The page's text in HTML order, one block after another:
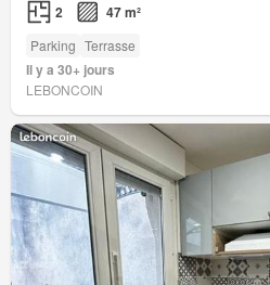
2 47 m²
Parking Terrasse
Il y a 30+ jours
LEBONCOIN